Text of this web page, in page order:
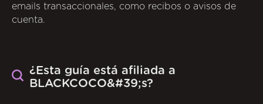
emails transaccionales, como recibos o avisos de
cuenta.
¿Esta guía está afiliada a
BLACKCOCO&#39;s?